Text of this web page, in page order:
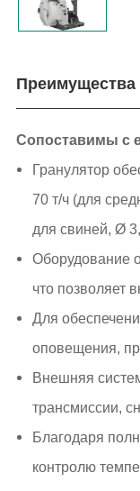
Преимущества
Сопоставимы с
Гранулятор
70 т/ч (для
для свиней, Ø
Оборудование
что позволяет
Для
оповещения,
Внешняя
трансмиссии,
Благодаря
контролю